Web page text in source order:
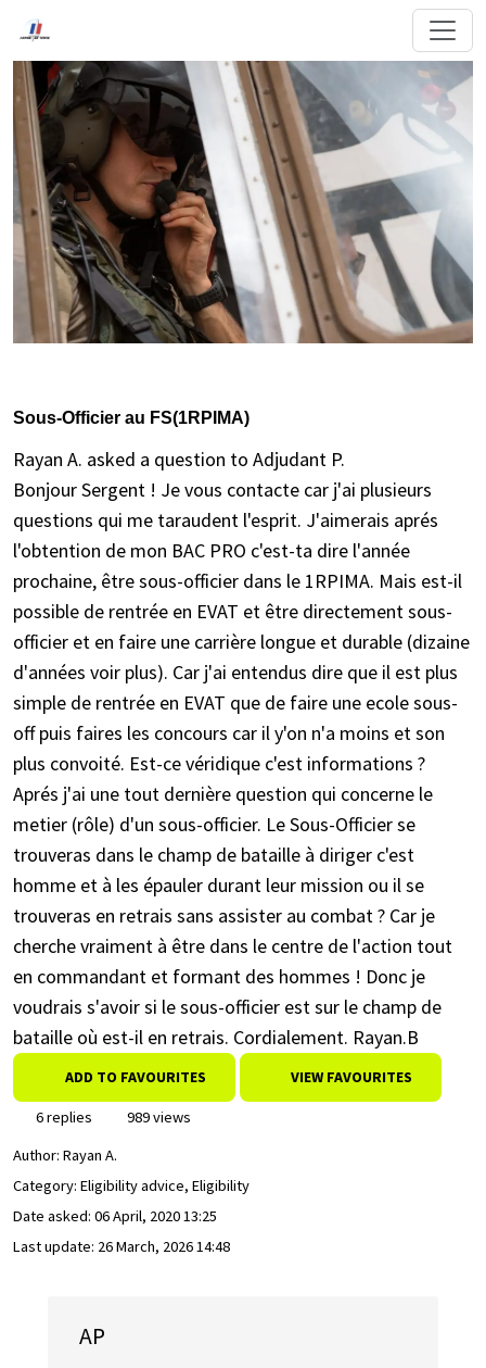
Sous-Officier au FS(1RPIMA)
Rayan A. asked a question to Adjudant P.
Bonjour Sergent ! Je vous contacte car j'ai plusieurs
questions qui me taraudent l'esprit. J'aimerais aprés
l'obtention de mon BAC PRO c'est-ta dire l'année
prochaine, être sous-officier dans le 1RPIMA. Mais est-il
possible de rentrée en EVAT et être directement sous-
officier et en faire une carrière longue et durable (dizaine
d'années voir plus). Car j'ai entendus dire que il est plus
simple de rentrée en EVAT que de faire une ecole sous-
off puis faires les concours car il y'on n'a moins et son
plus convoité. Est-ce véridique c'est informations ?
Aprés j'ai une tout dernière question qui concerne le
metier (rôle) d'un sous-officier. Le Sous-Officier se
trouveras dans le champ de bataille à diriger c'est
homme et à les épauler durant leur mission ou il se
trouveras en retrais sans assister au combat ? Car je
cherche vraiment à être dans le centre de l'action tout
en commandant et formant des hommes ! Donc je
voudrais s'avoir si le sous-officier est sur le champ de
bataille où est-il en retrais. Cordialement. Rayan.B
ADD TO FAVOURITES VIEW FAVOURITES
6 replies
989 views
Author: Rayan A.
Category: Eligibility advice, Eligibility
Date asked: 06 April, 2020 13:25
Last update: 26 March, 2026 14:48
AP